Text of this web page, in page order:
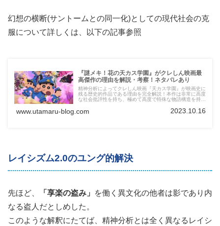
幻想の横断(サントームとの同一化)としての現代社会の克
服について詳しくは、以下の記事参照
『謎メキ！花の天カス学園』がクレしん映画最
高傑作の理由を解説・考察！ネタバレあり
精神分析によってクレしん映画『天カス学園』が映画史に
残る歴史的作品である理由を完全解説！本作は非常に高度
な社会批評性を持ち、極めて高度で特殊な物語構造を持ち
にもいきとどいた作品です。そんな本作の魅力をこの記事
で解説・考察！
www.utamaru-blog.com 2023.10.16
レイシズム2.0のユング的解決
先ほど、 「享楽の盗み」
を働く異文化の他者は影であり内
なる盗人だとしめした。
このような解釈にたてば、精神分析とは全く異なるレイシ